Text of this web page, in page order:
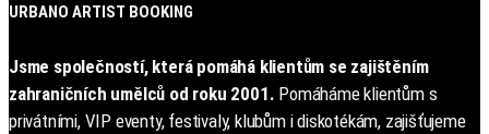
URBANO ARTIST BOOKING
Jsme společností, která pomáhá klientům se zajištěním
zahraničních umělců od roku 2001. Pomáháme klientům s
privátními, VIP eventy, festivaly, klubům i diskotékám, zajišťujeme